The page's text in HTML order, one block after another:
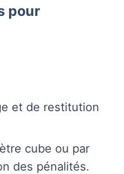
pour
et de restitution
cube ou par
des pénalités.